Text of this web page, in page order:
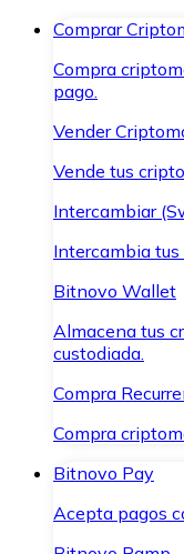
Comprar
Compra
pago.
Vender
Vende tus
Intercambiar
Intercambia
Bitnovo Wallet
Almacena tus
custodiada.
Compra
Compra
Bitnovo Pay
Acepta pagos